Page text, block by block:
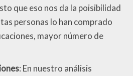
que eso nos da la poisibilidad
personas lo han comprado
mayor número de
: En nuestro análisis